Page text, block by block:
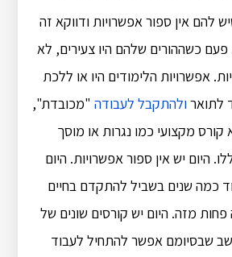
להם אין ספור אפשרויות ודווקא זה
כשההורים שלהם היו צעירים, לא
אפשרויות הלימודים היו או ללכת
לתוארולהתקבל לעבודה "מכובדת",
קורס מקצועי כמו נגרות או מוסך
היום יש אין ספור אפשרויות. היום
כמה שנים בשביל להתקדם בחיים
מזה. היום יש קורסים שונים של
שבסיומם אפשר להתחיל לעבוד